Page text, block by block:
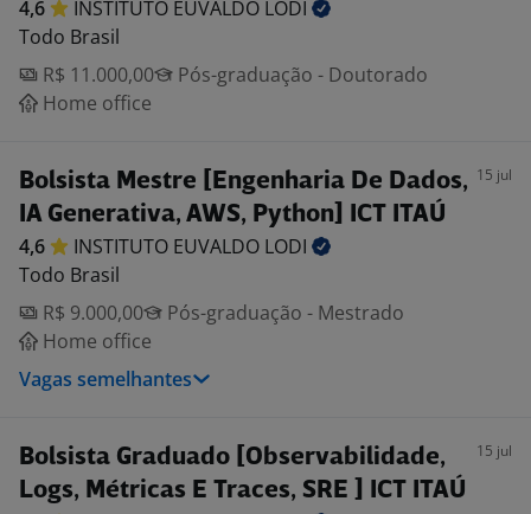
4,6 INSTITUTO EUVALDO LODI
Todo Brasil
R$ 11.000,00
Pós-graduação - Doutorado
Home office
Bolsista Mestre [Engenharia De Dados,
IA Generativa, AWS, Python] ICT ITAÚ
15 jul
4,6 INSTITUTO EUVALDO LODI
Todo Brasil
R$ 9.000,00
Pós-graduação - Mestrado
Home office
Vagas semelhantes
Bolsista Graduado [Observabilidade,
Logs, Métricas E Traces, SRE ] ICT ITAÚ
15 jul